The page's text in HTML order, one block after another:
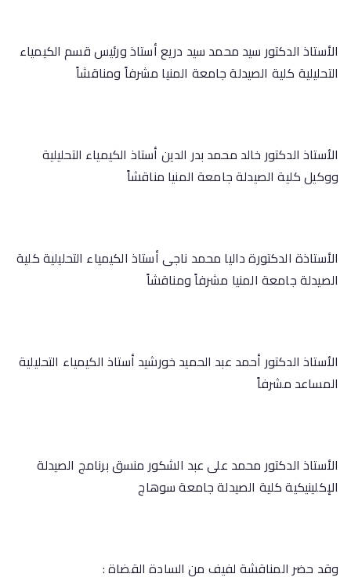
الأستاذ الدكتور سيد محمد سيد دريع أستاذ ورئيس قسم الكيمياء
التحليلية كلية الصيدلة جامعة المنيا مشرفاً ومناقشاً
الأستاذ الدكتور خالد محمد بدر الدين أستاذ الكيمياء التحليلية
ووكيل كلية الصيدلة جامعة المنيا مناقشاً
الأستاذة الدكتورة داليا محمد ناجى أستاذ الكيمياء التحليلية كلية
الصيدلة جامعة المنيا مشرفاً ومناقشاً
الأستاذ الدكتور أحمد عبد الحميد خورشيد أستاذ الكيمياء التحليلية
المساعد مشرفاً
الأستاذ الدكتور محمد على عبد الشكور منسق برنامج الصيدلة
الإكلينيكية كلية الصيدلة جامعة سوهاج
وقد حضر المناقشة لفيف من السادة القضاة :